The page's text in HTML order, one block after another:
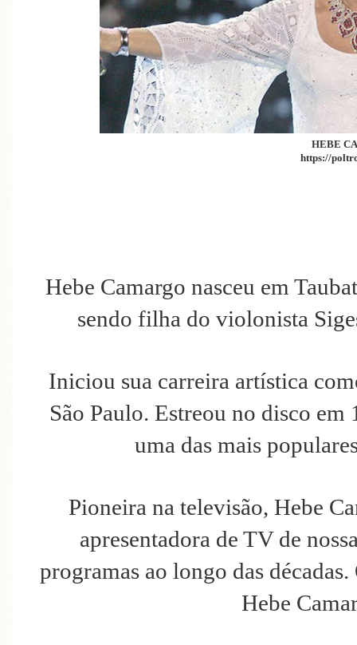
HEBE
https://
Hebe Camargo nasceu em
sendo filha do violonista
Iniciou sua carreira artística
São Paulo. Estreou no disco
uma das mais
Pioneira na televisão, Hebe
apresentadora de TV de
programas ao longo das
Hebe